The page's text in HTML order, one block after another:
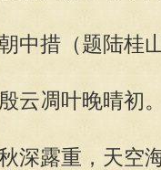
中措（题陆桂
殷云凋叶晚晴初
深露重，天空